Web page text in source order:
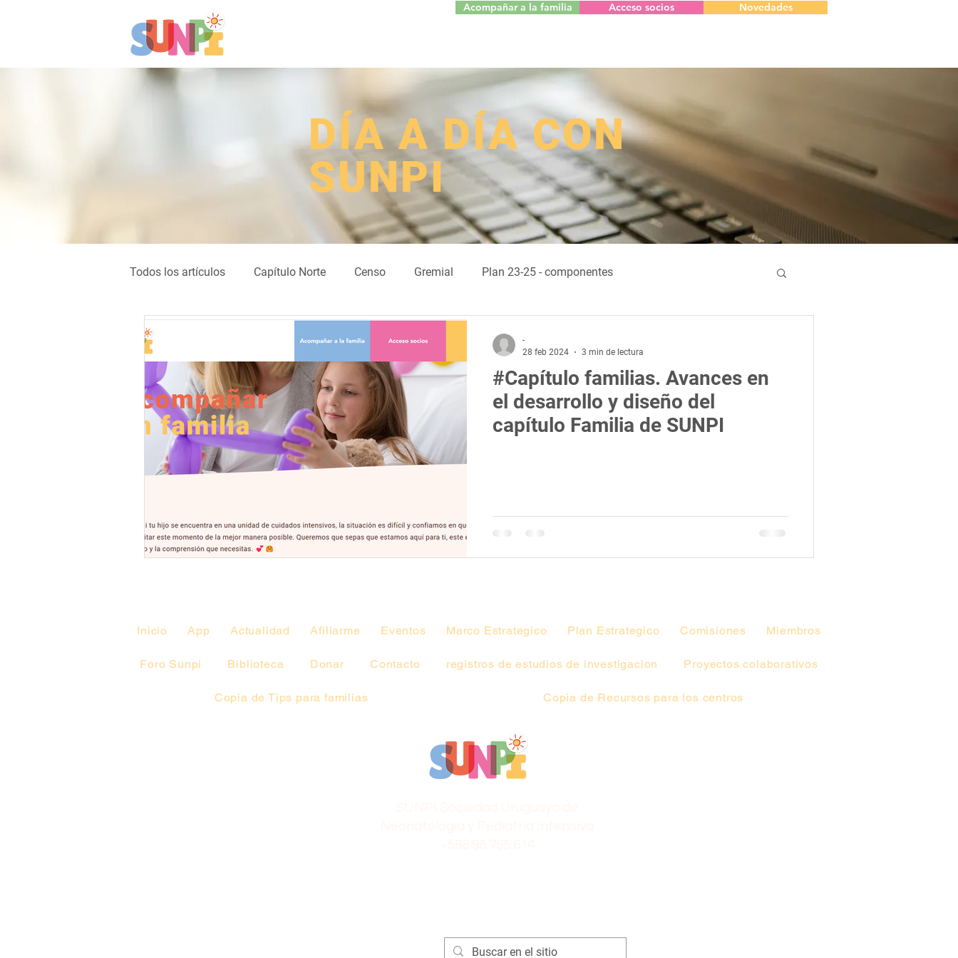
Acompañar a la familia Acceso socios Novedades
​DÍA A DÍA CON
SUNPI
Todos los artículos Capítulo Norte Censo Gremial Plan 23-25 - componentes
#Capítulo familias. Avances en
el desarrollo y diseño del
capítulo Familia de SUNPI
-
28 feb 2024
3 min de lectura
Inicio App Actualidad Afiliarme Eventos Marco Estrategico Plan Estrategico Comisiones Miembros
Foro Sunpi Biblioteca Donar Contacto registros de estudios de investigacion Proyectos colaborativos
Copia de Tips para familias Copia de Recursos para los centros